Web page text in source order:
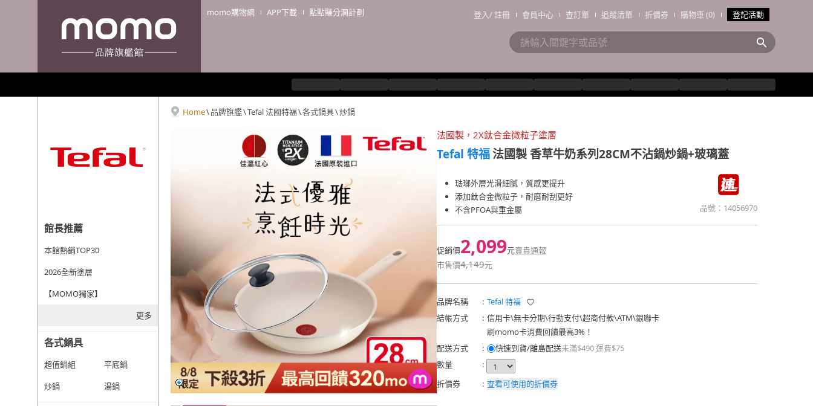
momo購物網 APP下載 點點賺分潤計劃 登入/註冊 會員中心 查訂單 追蹤清單 折價券 購物車 (0) 登記活動
館長推薦
本館熱銷TOP30
2026全新塗層
【MOMO獨家】
更多
各式鍋具
超值鍋組
平底鍋
炒鍋
湯鍋
Home\品牌旗艦\Tefal 法國特福\各式鍋具\炒鍋
法國製，2X鈦合金微粒子塗層
Tefal 特福法國製 香草牛奶系列28CM不沾鍋炒鍋+玻璃蓋
琺瑯外層光滑細膩，質感更提升
添加鈦合金微粒子，耐磨耐刮更好
不含PFOA與重金屬
品號： 14056970
促銷價2,099元賣貴通報
市售價4,149元
品牌名稱 : Tefal 特福
結帳方式
: 信用卡\無卡分期\行動支付\超商付款\ATM\銀聯卡
刷momo卡消費回饋最高3%！
配送方式
: 快速到貨/離島配送未滿$490 運費$75
數量
:
折價券
: 查看可使用的折價券